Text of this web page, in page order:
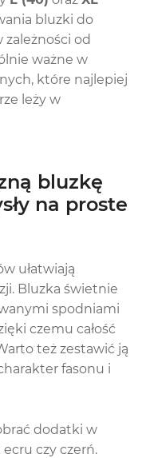
bluzki do
od
ważne w
które najlepiej
leży w
bluzkę
na proste
ułatwiają
Bluzka świetnie
spodniami
czemu całość
też zestawić ją
fasonu i
dodatki w
czy czerń.